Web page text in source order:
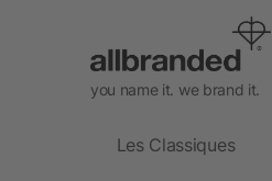
you name it. we brand it.
Les Classiques